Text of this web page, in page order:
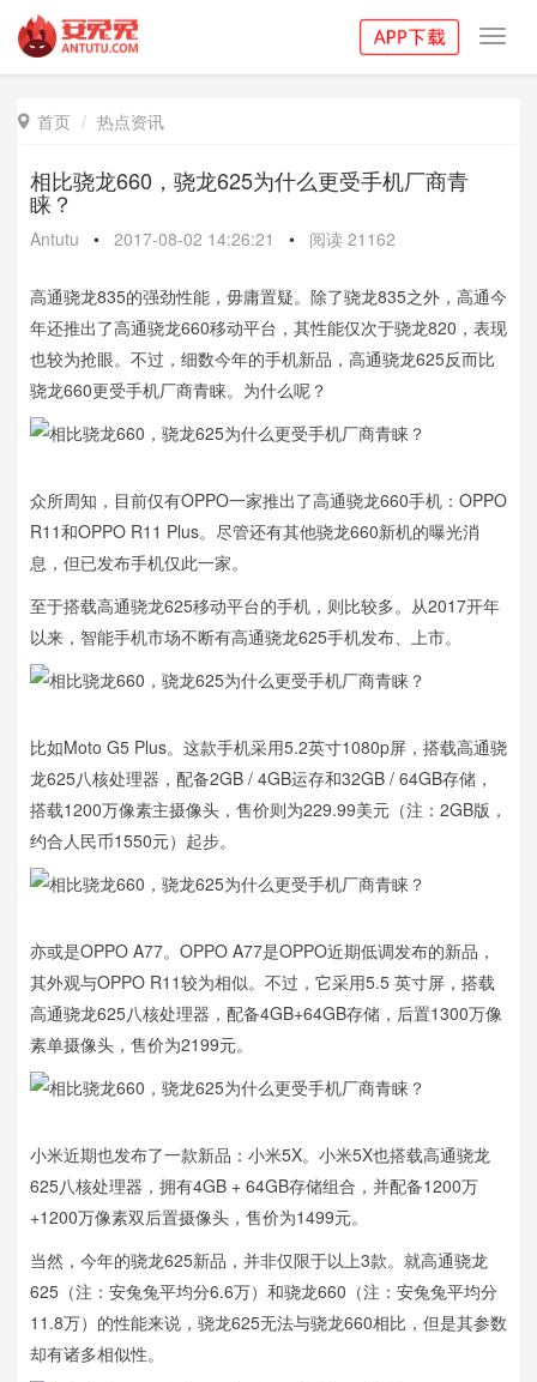
 首页 热点资讯
相比骁龙660，骁龙625为什么更受手机厂商青
睐？
Antutu • 2017-08-02 14:26:21 • 阅读 21162
高通骁龙835的强劲性能，毋庸置疑。除了骁龙835之外，高通今
年还推出了高通骁龙660移动平台，其性能仅次于骁龙820，表现
也较为抢眼。不过，细数今年的手机新品，高通骁龙625反而比
骁龙660更受手机厂商青睐。为什么呢？
众所周知，目前仅有OPPO一家推出了高通骁龙660手机：OPPO
R11和OPPO R11 Plus。尽管还有其他骁龙660新机的曝光消
息，但已发布手机仅此一家。
至于搭载高通骁龙625移动平台的手机，则比较多。从2017开年
以来，智能手机市场不断有高通骁龙625手机发布、上市。
比如Moto G5 Plus。这款手机采用5.2英寸1080p屏，搭载高通骁
龙625八核处理器，配备2GB / 4GB运存和32GB / 64GB存储，
搭载1200万像素主摄像头，售价则为229.99美元（注：2GB版，
约合人民币1550元）起步。
亦或是OPPO A77。OPPO A77是OPPO近期低调发布的新品，
其外观与OPPO R11较为相似。不过，它采用5.5 英寸屏，搭载
高通骁龙625八核处理器，配备4GB+64GB存储，后置1300万像
素单摄像头，售价为2199元。
小米近期也发布了一款新品：小米5X。小米5X也搭载高通骁龙
625八核处理器，拥有4GB + 64GB存储组合，并配备1200万
+1200万像素双后置摄像头，售价为1499元。
当然，今年的骁龙625新品，并非仅限于以上3款。就高通骁龙
625（注：安兔兔平均分6.6万）和骁龙660（注：安兔兔平均分
11.8万）的性能来说，骁龙625无法与骁龙660相比，但是其参数
却有诸多相似性。